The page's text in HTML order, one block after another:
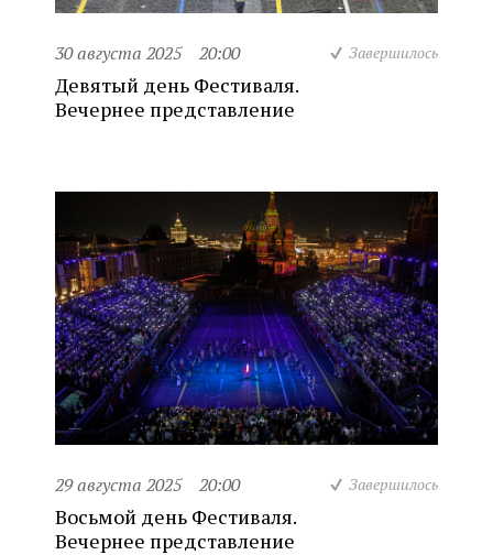
30 августа 2025 20:00 Завершилось
Девятый день Фестиваля.
Вечернее представление
29 августа 2025 20:00 Завершилось
Восьмой день Фестиваля.
Вечернее представление